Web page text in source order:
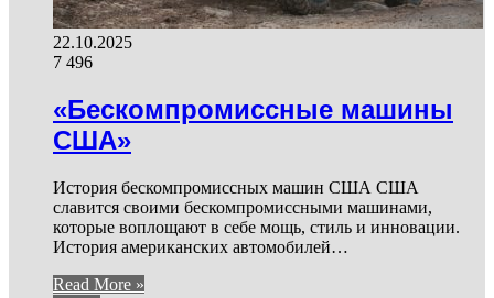
22.10.2025
7 496
«Бескомпромиссные машины
США»
История бескомпромиссных машин США США
славится своими бескомпромиссными машинами,
которые воплощают в себе мощь, стиль и инновации.
История американских автомобилей…
Read More »